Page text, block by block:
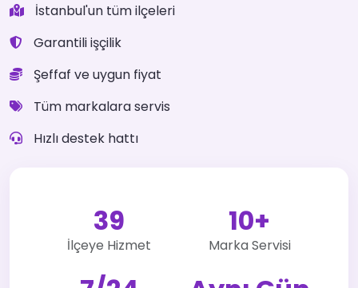
İstanbul'un tüm ilçeleri
Garantili işçilik
Şeffaf ve uygun fiyat
Tüm markalara servis
Hızlı destek hattı
39
İlçeye Hizmet
10+
Marka Servisi